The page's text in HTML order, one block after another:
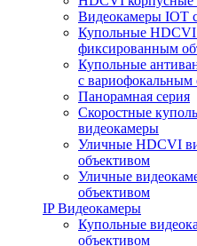
Видеокамеры IOT
Купольные HDCVI
фиксированным
Купольные
с вариофокальным
Панорамная серия
Скоростные
видеокамеры
Уличные HDCVI
объективом
Уличные
объективом
IP Видеокамеры
Купольные
объективом